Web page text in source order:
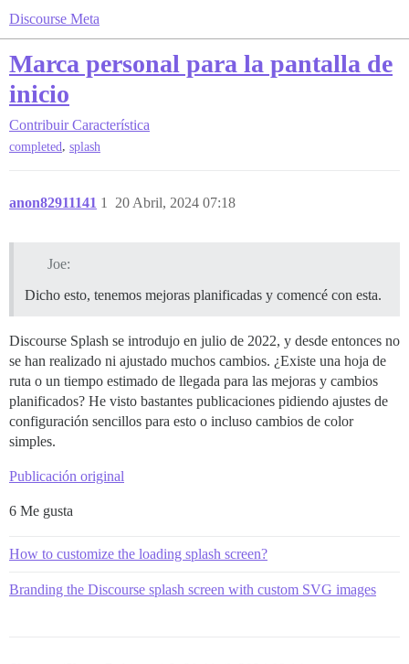
Discourse Meta
Marca personal para la pantalla de
inicio
Contribuir Característica
completed, splash
anon82911141 20 Abril, 2024 07:18
1
Joe:
Dicho esto, tenemos mejoras planificadas y comencé con esta.
Discourse Splash se introdujo en julio de 2022, y desde entonces no
se han realizado ni ajustado muchos cambios. ¿Existe una hoja de
ruta o un tiempo estimado de llegada para las mejoras y cambios
planificados? He visto bastantes publicaciones pidiendo ajustes de
configuración sencillos para esto o incluso cambios de color
simples.
Publicación original
6 Me gusta
How to customize the loading splash screen?
Branding the Discourse splash screen with custom SVG images